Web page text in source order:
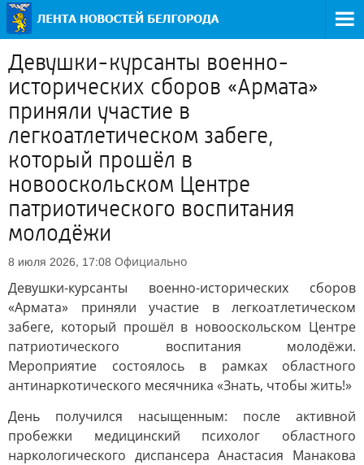
Девушки-курсанты военно-
исторических сборов «Армата»
приняли участие в
легкоатлетическом забеге,
который прошёл в
новооскольском Центре
патриотического воспитания
молодёжи
8 июля 2026, 17:08 Официально
Девушки-курсанты военно-исторических сборов
«Армата» приняли участие в легкоатлетическом
забеге, который прошёл в новооскольском Центре
патриотического воспитания молодёжи.
Мероприятие состоялось в рамках областного
антинаркотического месячника «Знать, чтобы жить!»
День получился насыщенным: после активной
пробежки медицинский психолог областного
наркологического диспансера Анастасия Манакова